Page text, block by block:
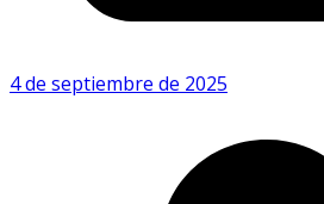
4 de septiembre de 2025